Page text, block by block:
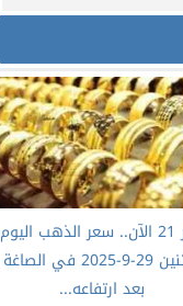
عيار 21 الآن.. سعر الذهب اليوم
الاثنين 29-9-2025 في الصاغة
بعد ارتفاعه...